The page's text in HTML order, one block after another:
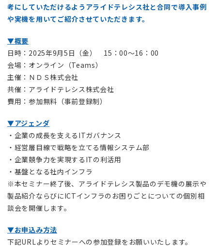
考にしていただけるようアライドテレシス社と合同で導入事例
や実機を用いてご紹介させていただきます。
▼概要
日時：2025年9月5日（金） 15：00～16：00
会場： オンライン（Teams）
主催：ＮＤＳ株式会社
共催：アライドテレシス株式会社
費用：参加無料（事前登録制）
▼アジェンダ
・企業の成長を支えるITガバナンス
・経営層目線で戦略を立てる情報システム部
・企業競争力を実現するITの利活用
・基盤となる社内インフラ
※本セミナー終了後、アライドテレシス製品のデモ機の展示や
製品紹介ならびにICTインフラのお困りごとについての個別相
談会を開催します。
▼お申込み方法
下記URLよりセミナーへの参加登録をお願いいたします。